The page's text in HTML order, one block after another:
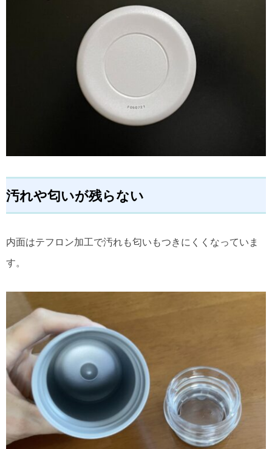
汚れや匂いが残らない
内面はテフロン加工で汚れも匂いもつきにくくなっていま
す。